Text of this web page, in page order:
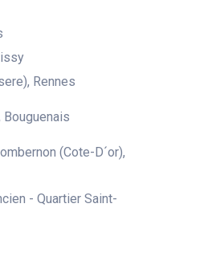
Rennes
(Cote-D´or),
- Quartier Saint-